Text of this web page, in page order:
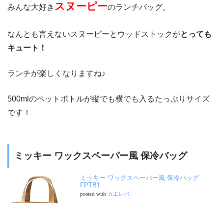
みんな大好き スヌーピーのランチバッグ。
なんとも言えないスヌーピーとウッドストックがとっても
キュート！
ランチが楽しくなりますね♪
500mlのペットボトルが縦でも横でも入るたっぷりサイズ
です！
ミッキー ワックスペーパー風 保冷バッグ
ミッキー ワックスペーパー風 保冷バッグ
FPTB1
posted with カエレバ